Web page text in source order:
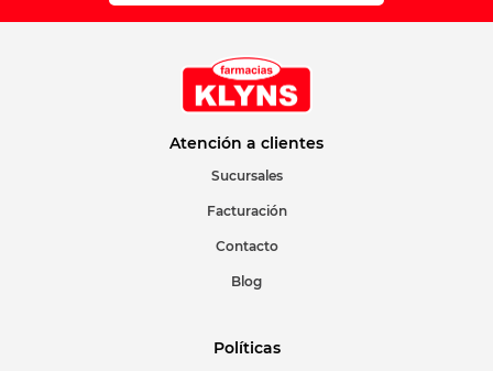
Correo electrónicoAtención a clientes
Sucursales
Facturación
Contacto
Blog
Políticas